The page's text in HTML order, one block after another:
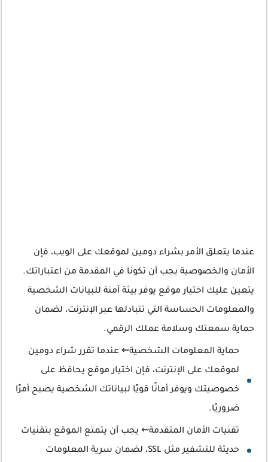
عندما يتعلق الأمر بشراء دومين لموقعك على الويب، فإن
الأمان والخصوصية يجب أن تكونا في المقدمة من اعتباراتك.
يتعين عليك اختيار موقع يوفر بيئة آمنة للبيانات الشخصية
والمعلومات الحساسة التي تتبادلها عبر الإنترنت، لضمان
حماية سمعتك وسلامة عملك الرقمي.
حماية المعلومات الشخصية⇜ عندما تقرر شراء دومين
لموقعك على الإنترنت، فإن اختيار موقع يحافظ على
خصوصيتك ويوفر أمانًا قويًا لبياناتك الشخصية يصبح أمرًا
ضروريًا.
تقنيات الأمان المتقدمة⇜ يجب أن يتمتع الموقع بتقنيات
حديثة للتشفير مثل SSL، لضمان سرية المعلومات